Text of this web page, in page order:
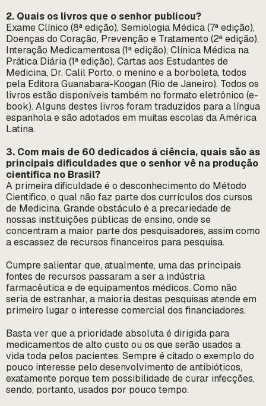
2. Quais os livros que o senhor publicou?
Exame Clínico (8ª edição), Semiologia Médica (7ª edição),
Doenças do Coração, Prevenção e Tratamento (2ª edição),
Interação Medicamentosa (1ª edição), Clínica Médica na
Prática Diária (1ª edição), Cartas aos Estudantes de
Medicina, Dr. Calil Porto, o menino e a borboleta, todos
pela Editora Guanabara-Koogan (Rio de Janeiro). Todos os
livros estão disponíveis também no formato eletrônico (e-
book). Alguns destes livros foram traduzidos para a língua
espanhola e são adotados em muitas escolas da América
Latina.
3. Com mais de 60 dedicados á ciência, quais são as
principais dificuldades que o senhor vê na produção
científica no Brasil?
A primeira dificuldade é o desconhecimento do Método
Cientifico, o qual não faz parte dos currículos dos cursos
de Medicina. Grande obstáculo é a precariedade de
nossas instituições públicas de ensino, onde se
concentram a maior parte dos pesquisadores, assim como
a escassez de recursos financeiros para pesquisa.
Cumpre salientar que, atualmente, uma das principais
fontes de recursos passaram a ser a indústria
farmacêutica e de equipamentos médicos. Como não
seria de estranhar, a maioria destas pesquisas atende em
primeiro lugar o interesse comercial dos financiadores.
Basta ver que a prioridade absoluta é dirigida para
medicamentos de alto custo ou os que serão usados a
vida toda pelos pacientes. Sempre é citado o exemplo do
pouco interesse pelo desenvolvimento de antibióticos,
exatamente porque tem possibilidade de curar infecções,
sendo, portanto, usados por pouco tempo.